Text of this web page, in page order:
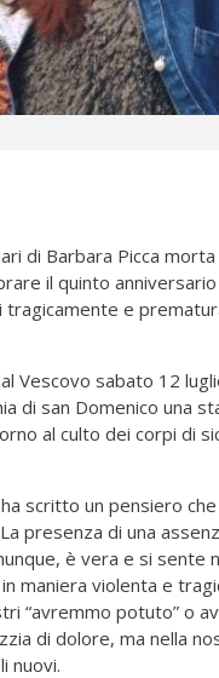
di Barbara Picca
il quinto
e
Vescovo sabato 12
di san Domenico una
al culto dei corpi di
scritto un pensiero
presenza di una
è vera e si sente
maniera violenta e
“avremmo potuto” o
di dolore, ma nella
nuovi.